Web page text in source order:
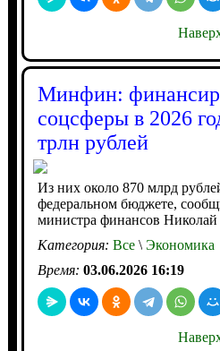
Минфин:
соцсферы в 2026
трлн рублей
Из них около 870 млрд
федеральном бюджете,
министра финансов Николай
Категория: Все\Экономика
Время: 03.06.2026 16:19